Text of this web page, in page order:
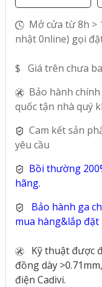
Mở cửa từ 8h >
nhật 0nline) gọi
$ Giá trên chưa
Bảo hành
quốc tận nhà quý
Cam kết sản
yêu cầu
Bồi thường
hãng.
Bảo hành ga
mua hàng&lắp đặt
Kỹ thuật được
đồng dày
điện Cadivi.